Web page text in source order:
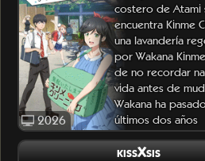
2026
costero de Atami
encuentra Kinme
una lavandería
por Wakana
de no recordar
vida antes de
Wakana ha
últimos dos años
construyendo
una nueva vi
kissXsis